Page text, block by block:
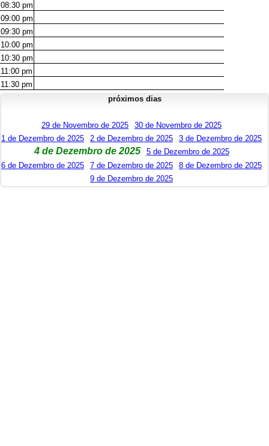
08:30 pm
09:00 pm
09:30 pm
10:00 pm
10:30 pm
11:00 pm
11:30 pm
próximos dias
29 de Novembro de 2025
30 de Novembro de 2025
1 de Dezembro de 2025
2 de Dezembro de 2025 3 de Dezembro de 2025
4 de Dezembro de 2025
5 de Dezembro de 2025
6 de Dezembro de 2025
7 de Dezembro de 2025
8 de Dezembro de 2025
9 de Dezembro de 2025